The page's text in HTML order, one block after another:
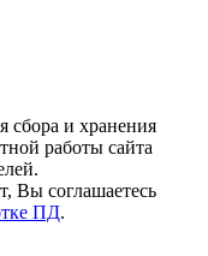
сбора и хранения
работы сайта
Вы соглашаетесь
ПД.